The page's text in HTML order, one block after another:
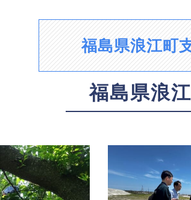
福島県浪江町
福島県浪